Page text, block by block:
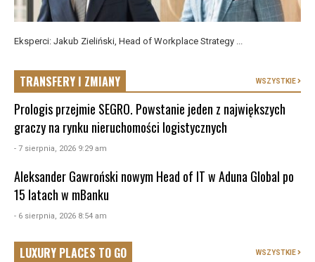
Eksperci: Jakub Zieliński, Head of Workplace Strategy ...
TRANSFERY I ZMIANY WSZYSTKIE
Prologis przejmie SEGRO. Powstanie jeden z największych
graczy na rynku nieruchomości logistycznych
- 7 sierpnia, 2026 9:29 am
Aleksander Gawroński nowym Head of IT w Aduna Global po
15 latach w mBanku
- 6 sierpnia, 2026 8:54 am
LUXURY PLACES TO GO WSZYSTKIE